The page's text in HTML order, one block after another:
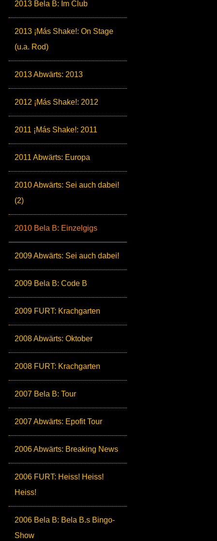
2013 Bela B: Im Club
2013 ¡Más Shake!: On Stage
(u.a. Rod)
2013 Abwärts: 2013
2012 ¡Más Shake!: 2012
2011 ¡Más Shake!: 2011
2011 Abwärts: Europa
2010 Abwärts: Sei auch dabei!
(2)
2010 Bela B: Einzelgigs
2009 Abwärts: Sei auch dabei!
2009 Bela B: Code B
2009 FURT: Krachgarten
2008 Abwärts: Oktober
2008 FURT: Krachgarten
2007 Bela B: Tour
2007 Abwärts: Epofit Tour
2006 Abwärts: Breaking News
2006 FURT: Heiss! Heiss!
Heiss!
2006 Bela B: Bela B.s Bingo-
Show